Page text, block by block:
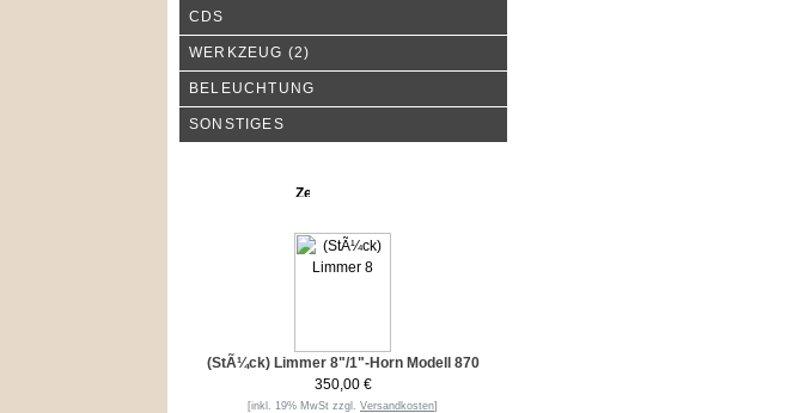
CDS
WERKZEUG (2)
BELEUCHTUNG
SONSTIGES
(StÃ¼ck) Limmer 8"/1"-Horn Modell 870
350,00 €
[inkl. 19% MwSt zzgl. Versandkosten]